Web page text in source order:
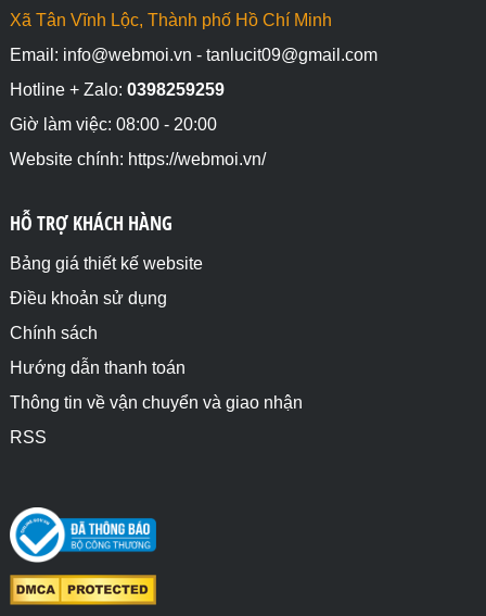
Xã Tân Vĩnh Lộc, Thành phố Hồ Chí Minh
Email: info@webmoi.vn - tanlucit09@gmail.com
Hotline + Zalo: 0398259259
Giờ làm việc: 08:00 - 20:00
Website chính: https://webmoi.vn/
HỖ TRỢ KHÁCH HÀNG
Bảng giá thiết kế website
Điều khoản sử dụng
Chính sách
Hướng dẫn thanh toán
Thông tin về vận chuyển và giao nhận
RSS